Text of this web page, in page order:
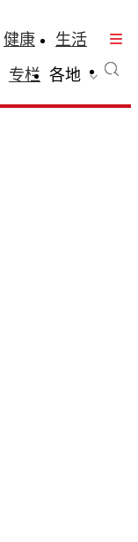
健康
生活
专栏 各地